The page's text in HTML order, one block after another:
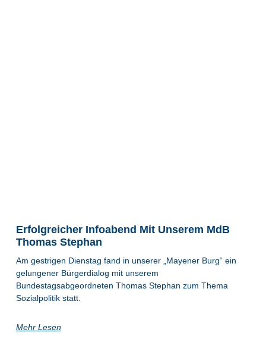
Erfolgreicher Infoabend Mit Unserem MdB
Thomas Stephan
Am gestrigen Dienstag fand in unserer „Mayener Burg“ ein
gelungener Bürgerdialog mit unserem
Bundestagsabgeordneten Thomas Stephan zum Thema
Sozialpolitik statt.
Mehr Lesen